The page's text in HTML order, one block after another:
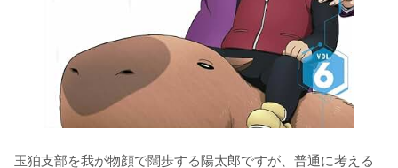
玉狛支部を我が物顔で闊歩する陽太郎ですが、普通に考える